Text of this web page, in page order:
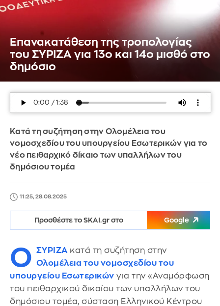
Επανακατάθεση της τροπολογίας
του ΣΥΡΙΖΑ για 13ο και 14ο μισθό στο
δημόσιο
Κατά τη συζήτηση στην Ολομέλεια του
νομοσχεδίου του υπουργείου Εσωτερικών για το
νέο πειθαρχικό δίκαιο των υπαλλήλων του
δημόσιου τομέα
11:25, 28.08.2025
Προσθέστε το SKAI.gr στο Google
Ο ΣΥΡΙΖΑ κατά τη συζήτηση στην
Ολομέλεια του νομοσχεδίου του
υπουργείου Εσωτερικών για την «Αναμόρφωση
του πειθαρχικού δικαίου των υπαλλήλων του
δημόσιου τομέα, σύσταση Ελληνικού Κέντρου